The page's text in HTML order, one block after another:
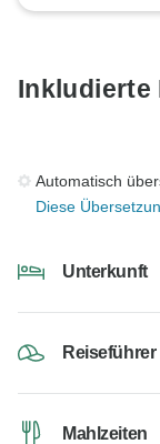
Inkludierte
Automatisch
Diese
Unterkunft
Reiseführer
Mahlzeiten